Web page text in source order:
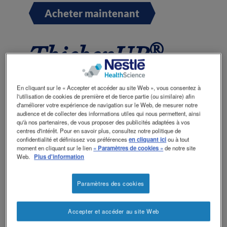
Contact
revamp
Contactez-nous
ThickenUP®
Instant Cereal
miel
ThickenUP®instant cereal est un
savoureux repas aux céréales adapté aux
besoins nutritionnels de l'adulte.
Pris en charge par l'assurance maladie
de base pour des indications médicales
Acheter maintenant
En cliquant sur le « Accepter et accéder au site Web », vous consentez à
l'utilisation de cookies de première et de tierce partie (ou similaire) afin
d'améliorer votre expérience de navigation sur le Web, de mesurer notre
audience et de collecter des informations utiles qui nous permettent, ainsi
qu'à nos partenaires, de vous proposer des publicités adaptées à vos
centres d'intérêt. Pour en savoir plus, consultez notre politique de
confidentialité et définissez vos préférencesen cliquant iciou à tout
moment en cliquant sur le lien « Paramètres de cookies »de notre site
Web. Plus d'information
Paramètres des cookies
Accepter et accéder au site Web